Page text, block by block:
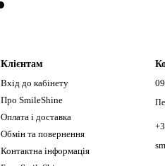
Клієнтам
Вхід до кабінету
Про SmileShine
Оплата і доставка
Обмін та повернення
Контактна інформація